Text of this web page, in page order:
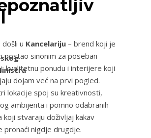
u Kancelariju – brend koji je
postao sinonim za poseban
kvalitetnu ponudu i interijere koji
dojam već na prvi pogled.
lokacije spoj su kreativnosti,
ambijenta i pomno odabranih
koji stvaraju doživljaj kakav
pronaći nigdje drugdje.